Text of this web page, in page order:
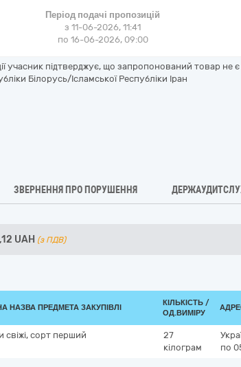
Період подачі пропозицій
з 11-06-2026, 11:41
по 16-06-2026, 09:00
учасник підтверджує, що запропонований товар не
Білорусь/Ісламської Республіки Іран
ЗВЕРНЕННЯ ПРО ПОРУШЕННЯ
UAH (з ПДВ)
НАЗВА ПРЕДМЕТА ЗАКУПІВЛІ
КІЛЬКІСТЬ /
ОД.ВИМІРУ
свіжі, сорт перший
27
кілограм
по